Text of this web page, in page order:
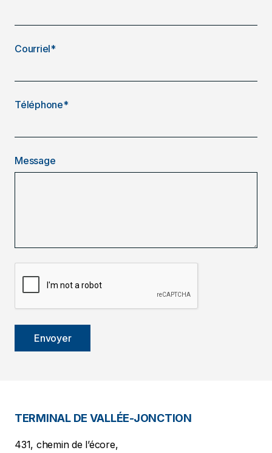
Courriel*
Téléphone*
Message
TERMINAL DE VALLÉE-JONCTION
431, chemin de l’écore,